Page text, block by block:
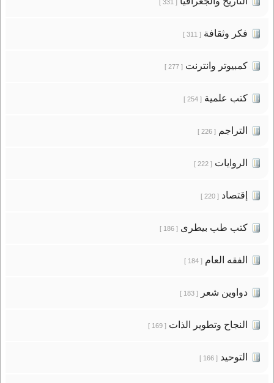
[ 331 ]
فكر وثقافة[ 311 ]
كمبيوتر وانترنت[ 277 ]
كتب علمية[ 254 ]
التراجم[ 226 ]
الروايات[ 222 ]
إقتصاد[ 220 ]
كتب طب بيطرى[ 186 ]
الفقه العام[ 184 ]
دواوين شعر[ 183 ]
النجاح وتطوير الذات[ 169 ]
التوحيد[ 166 ]